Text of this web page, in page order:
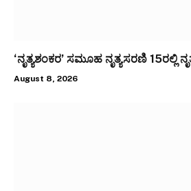
‘ನೃತ್ಯಶಂಕರ’ ಸಮೂಹ ನೃತ್ಯಸರಣಿ 15ರಲ್ಲಿ
August 8, 2026